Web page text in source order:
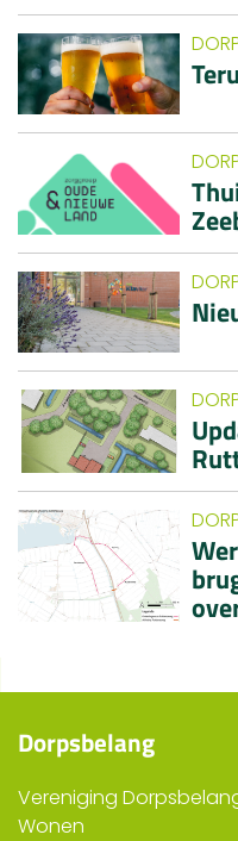
Dorpsbelang
Vereniging
Wonen